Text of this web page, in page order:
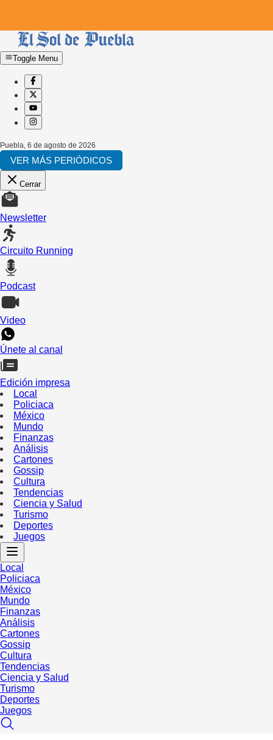
Toggle Menu
Puebla 6 de agosto de 2026
VER MÁS PERIÓDICOS
Cerrar
Newsletter
Circuito Running
Podcast
Video
Únete al canal
Edición impresa
Local
Policiaca
México
Mundo
Finanzas
Análisis
Cartones
Gossip
Cultura
Tendencias
Ciencia y Salud
Turismo
Deportes
Juegos
Local
Policiaca
México
Mundo
Finanzas
Análisis
Cartones
Gossip
Cultura
Tendencias
Ciencia y Salud
Turismo
Deportes
Juegos